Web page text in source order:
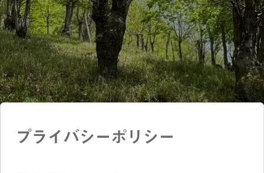
プライバシーポリシー